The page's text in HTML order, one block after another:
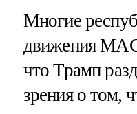
Многие
движения
что Трамп
зрения о том,